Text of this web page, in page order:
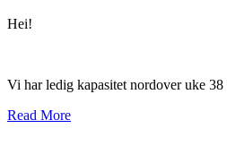
Hei!
Vi har ledig kapasitet nordover uke
Read More